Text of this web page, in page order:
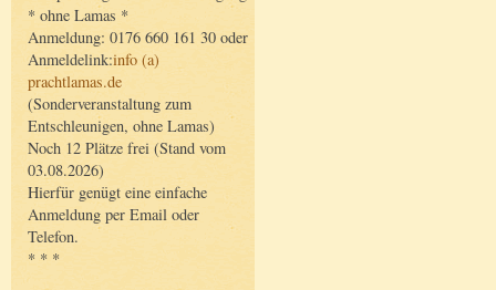
* ohne Lamas *
Anmeldung: 0176 660 161 30 oder
Anmeldelink:info (a)
prachtlamas.de
(Sonderveranstaltung zum
Entschleunigen, ohne Lamas)
Noch 12 Plätze frei (Stand vom
03.08.2026)
Hierfür genügt eine einfache
Anmeldung per Email oder
Telefon.
* * *